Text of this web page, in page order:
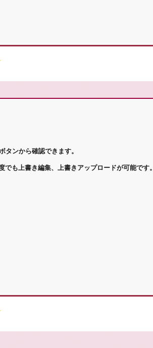
タンから確認できます。
上書き編集、上書きアップロードが可能です。